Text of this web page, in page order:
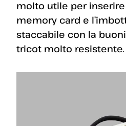
molto utile per
memory card e
staccabile con la
tricot molto resistente.